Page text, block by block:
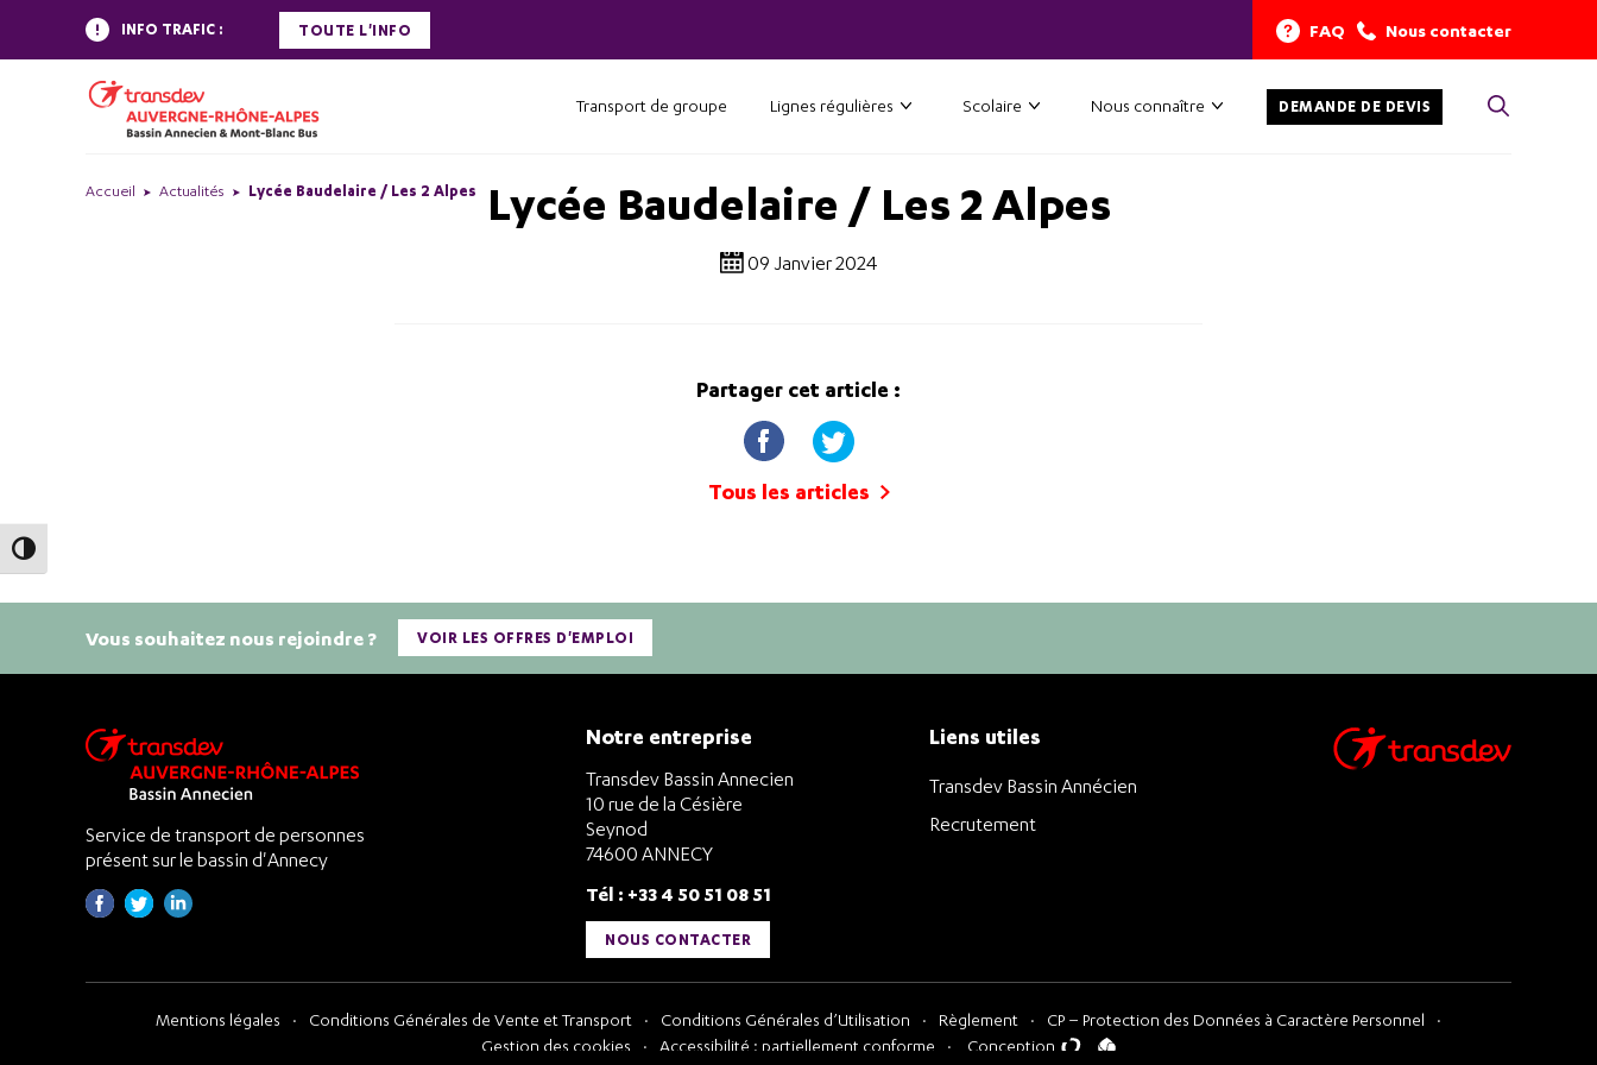
Passer en contraste élevé
INFO TRAFIC : TOUTE L'INFO FAQ Nous contacter
Transport de groupe Lignes régulières Scolaire Nous connaître DEMANDE DE DEVIS
Accueil Actualités Lycée Baudelaire / Les 2 Alpes Lycée Baudelaire / Les 2 Alpes
09 Janvier 2024
Partager cet article :
Tous les articles
Vous souhaitez nous rejoindre ? VOIR LES OFFRES D'EMPLOI
Service de transport de personnes
présent sur le bassin d'Annecy
Notre entreprise
Transdev Bassin Annecien
10 rue de la Césière
Seynod
74600 ANNECY
Tél : +33 4 50 51 08 51
NOUS CONTACTER
Liens utiles
Transdev Bassin Annécien
Recrutement
Mentions légales Conditions Générales de Vente et Transport Conditions Générales d’Utilisation Règlement
CP – Protection des Données à Caractère Personnel
Gestion des cookies
Accessibilité : partiellement conforme Conception